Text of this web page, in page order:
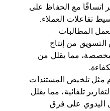
اتساقًا مع الحفاظ على
تفاعلات العملاء.
المطالبات
من إنتاج
مما يقلل من
مثل تلخيص المستندات
تلقائية، مما يقلل
اليدوي على فرق